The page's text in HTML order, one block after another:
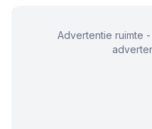
Advertentie ruimte